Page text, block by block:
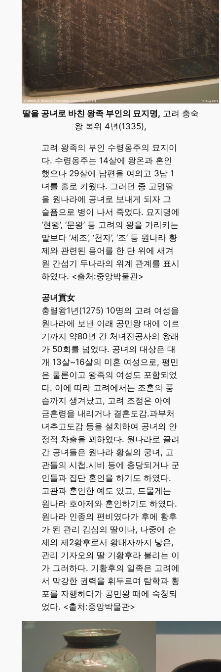
딸을 공녀로 바친 왕족 부인의 묘지명, 고려 충숙
왕 복위 4년(1335),
고려 왕족의 부인 수령옹주의 묘지이
다. 수령옹주는 14살에 왕온과 혼인
했으나 29살에 남편을 여의고 3남 1
녀를 홀로 키웠다. 그러던 중 고명딸
을 원나라에 공녀로 보내게 되자 그
슬픔으로 병이 나서 죽었다. 묘지명에
‘현왕’, ‘문왕’ 등 고려의 왕을 가리키는
말보다 ‘세조’, ‘천자’, ‘조’ 등 원나라 황
제와 관련된 용어를 한 단 위에 새겨
원 간섭기 두나라의 위계 관계를 표시
하였다. <출처:중앙박물관>
공녀貢女
충렬왕1년(1275) 10명의 고려 여성을
원나라에 보낸 이래 공민왕 대에 이르
기까지 약80년 간 처녀진공사의 왕래
가 50회를 넘었다. 공녀의 대상은 대
개 13살~16살의 미혼 여성으로, 평민
은 물론이고 왕족의 여성도 포함되었
다. 이에 따라 고려에서는 조혼의 풍
습까지 생겨났고, 고려 조정은 아예
금혼령을 내리거나 결혼도감.과부처
녀추고도감 등을 설치하여 공녀의 안
정적 차출을 꾀하였다. 원나라로 끌려
간 공녀들은 원나라 황실의 궁녀, 고
관들의 시첩.시비 등에 충당되거나 군
인들과 집단 혼인을 하기도 하였다.
고관과 혼인한 예도 있고, 드물게는
원나라 호아제와 혼인하기도 하였다.
원나라 인종의 편비였다가 후에 황후
가 된 관리 김심의 딸이나, 나중에 순
제의 제2황후로서 황태자까지 낳은,
관리 기자오의 딸 기황후라 불리는 이
가 그러하다. 기황후의 일족은 고려에
서 막강한 권력을 휘두르며 탐학과 횡
포를 자행하다가 공민왕 때에 숙청되
었다. <출처:중앙박물관>